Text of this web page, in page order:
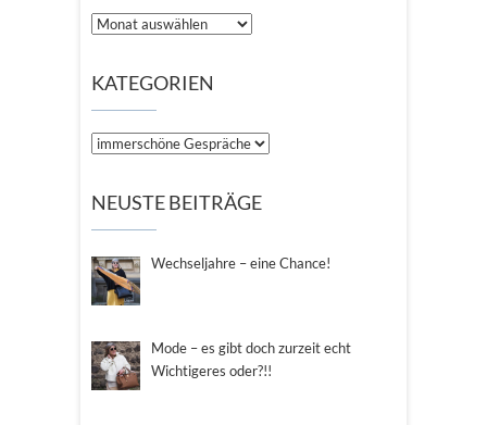
Archiv
KATEGORIEN
Kategorien
NEUSTE BEITRÄGE
Wechseljahre – eine Chance!
Mode – es gibt doch zurzeit echt
Wichtigeres oder?!!